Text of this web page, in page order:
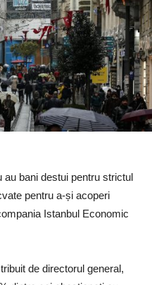
au bani destui pentru strictul
pentru a-și acoperi
Istanbul Economic
de directorul general,